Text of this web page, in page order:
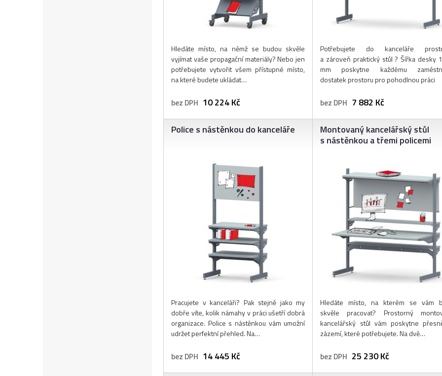
Hledáte místo, na němž se budou skvěle
vyjímat vaše propagační materiály? Nebo jen
potřebujete vytvořit všem přístupné místo,
na které budete ukládat…
bez DPH 10 224 Kč
Potřebujete do kanceláře
a zároveň praktický stůl ? Šířka desky
mm poskytne každému
dostatek prostoru pro pohodlnou práci
bez DPH 7 882 Kč
Police s nástěnkou do kanceláře
Pracujete v kanceláři? Pak stejně jako my
dobře víte, kolik námahy v práci ušetří dobrá
organizace. Police s nástěnkou vám umožní
udržet perfektní přehled. Na…
bez DPH 14 445 Kč
Montovaný kancelářský stůl
s nástěnkou a třemi policemi
Hledáte místo, na kterém se vám
skvěle pracovat? Prostorný
kancelářský stůl vám poskytne
zázemí, které potřebujete. Na dvě…
bez DPH 25 230 Kč